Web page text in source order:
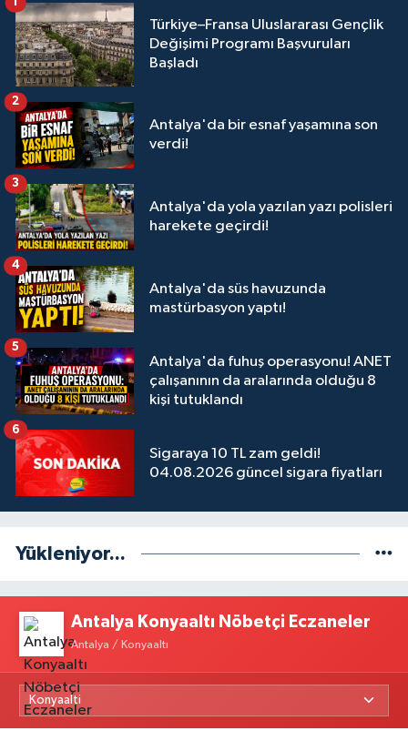
Türkiye–Fransa Uluslararası Gençlik
Değişimi Programı Başvuruları
Başladı
Antalya'da bir esnaf yaşamına son
verdi!
2
Antalya'da yola yazılan yazı polisleri
harekete geçirdi!
3
Antalya'da süs havuzunda
mastürbasyon yaptı!
4
Antalya'da fuhuş operasyonu! ANET
çalışanının da aralarında olduğu 8
kişi tutuklandı
5
Sigaraya 10 TL zam geldi!
04.08.2026 güncel sigara fiyatları
6
Yükleniyor...
Antalya Konyaaltı Nöbetçi Eczaneler
Antalya / Konyaaltı